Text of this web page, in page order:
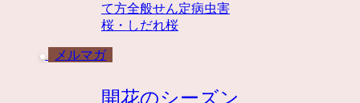
て方全般せん定病虫害
桜・しだれ桜
メルマガ
開花のシーズン